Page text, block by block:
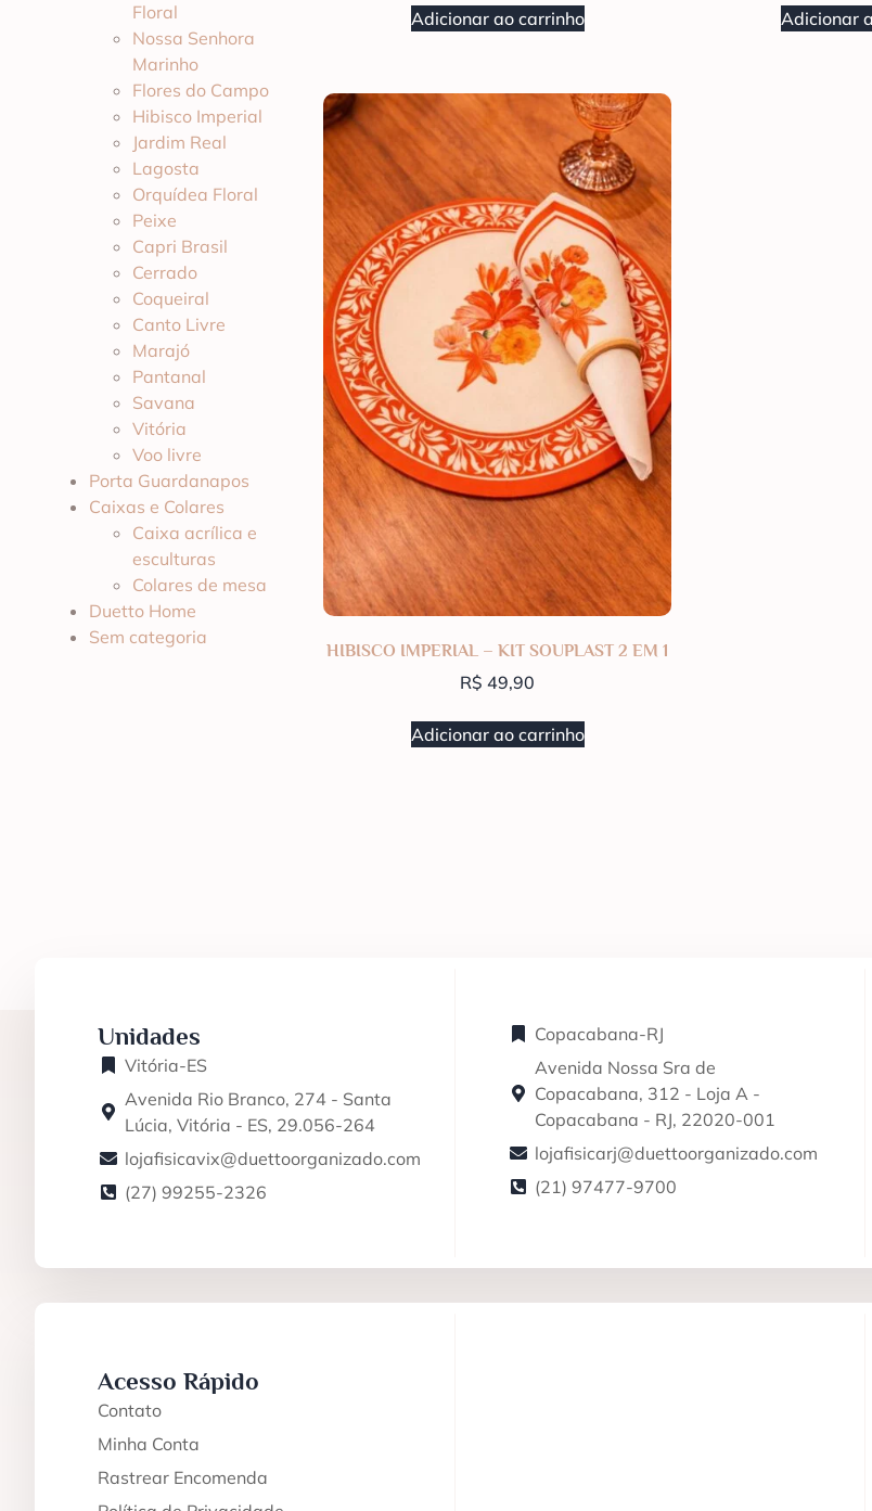
Floral
Nossa Senhora
Marinho
Flores do Campo
Hibisco Imperial
Jardim Real
Lagosta
Orquídea Floral
Peixe
Capri Brasil
Cerrado
Coqueiral
Canto Livre
Marajó
Pantanal
Savana
Vitória
Voo livre
Porta Guardanapos
Caixas e Colares
Caixa acrílica e
esculturas
Colares de mesa
Duetto Home
Sem categoria
Adicionar ao carrinho Adicionar
HIBISCO IMPERIAL – KIT SOUPLAST 2 EM 1
R$ 49,90
Adicionar ao carrinho
Unidades
Vitória-ES
Avenida Rio Branco, 274 - Santa
Lúcia, Vitória - ES, 29.056-264
lojafisicavix@duettoorganizado.com
(27) 99255-2326
Copacabana-RJ
Avenida Nossa Sra de
Copacabana, 312 - Loja A -
Copacabana - RJ, 22020-001
lojafisicarj@duettoorganizado.com
(21) 97477-9700
Acesso Rápido
Contato
Minha Conta
Rastrear Encomenda